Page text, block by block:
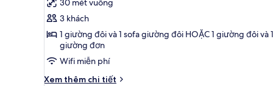
tìm
phòng
3
Superior
30 mét vuông
3 khách
1 giường đôi và 1 sofa giường đôi HOẶC 1 giường đôi và 1
giường đơn
Wifi miễn phí
Xem thêm chi tiết
Chi